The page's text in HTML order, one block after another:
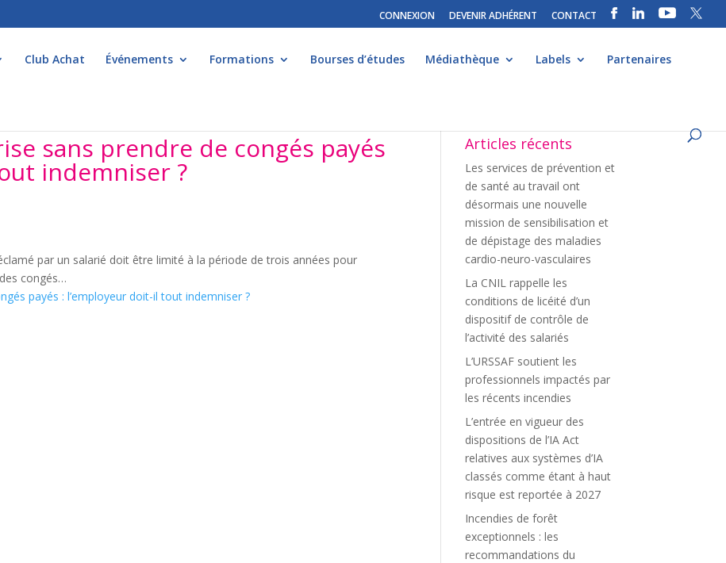
CONNEXION DEVENIR ADHÉRENT CONTACT
Club Achat Événements Formations Bourses d’études Médiathèque Labels Partenaires
sans prendre de congés payés
indemniser ?
par un salarié doit être limité à la période de trois années pour
congés…
payés : l’employeur doit-il tout indemniser ?
Articles récents
Les services de prévention et
de santé au travail ont
désormais une nouvelle
mission de sensibilisation et
de dépistage des maladies
cardio-neuro-vasculaires
La CNIL rappelle les
conditions de licéité d’un
dispositif de contrôle de
l’activité des salariés
L’URSSAF soutient les
professionnels impactés par
les récents incendies
L’entrée en vigueur des
dispositions de l’IA Act
relatives aux systèmes d’IA
classés comme étant à haut
risque est reportée à 2027
Incendies de forêt
exceptionnels : les
recommandations du